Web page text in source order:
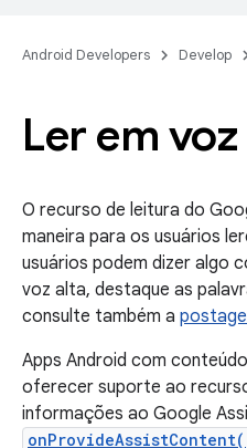
Android Developers Develop
Ler em
O recurso de leitura do
maneira para os usuários
usuários podem dizer algo
voz alta, destaque as
consulte também a
Apps Android com
oferecer suporte ao
informações ao Google